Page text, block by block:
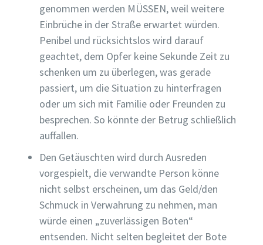
genommen werden MÜSSEN, weil weitere
Einbrüche in der Straße erwartet würden.
Penibel und rücksichtslos wird darauf
geachtet, dem Opfer keine Sekunde Zeit zu
schenken um zu überlegen, was gerade
passiert, um die Situation zu hinterfragen
oder um sich mit Familie oder Freunden zu
besprechen. So könnte der Betrug schließlich
auffallen.
Den Getäuschten wird durch Ausreden
vorgespielt, die verwandte Person könne
nicht selbst erscheinen, um das Geld/den
Schmuck in Verwahrung zu nehmen, man
würde einen „zuverlässigen Boten“
entsenden. Nicht selten begleitet der Bote